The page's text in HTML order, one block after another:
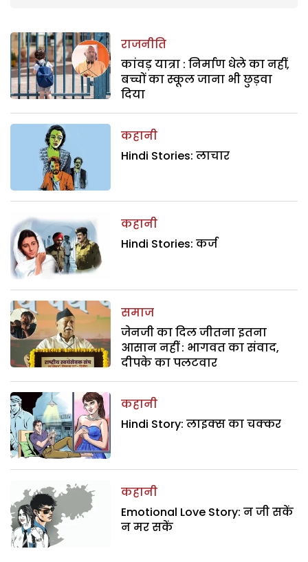
राजनीति
कांवड़ यात्रा : निर्माण धेले का नहीं,
बच्चों का स्कूल जाना भी छुड़वा
दिया
कहानी
Hindi Stories: लाचार
कहानी
Hindi Stories: कर्ज
समाज
जेनजी का दिल जीतना इतना
आसान नहीं : भागवत का संवाद,
दीपके का पलटवार
कहानी
Hindi Story: लाइक्स का चक्कर
कहानी
Emotional Love Story: न जी सकें
न मर सकें